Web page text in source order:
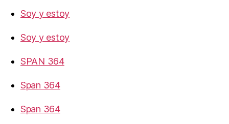
Soy y estoy
Soy y estoy
SPAN 364
Span 364
Span 364